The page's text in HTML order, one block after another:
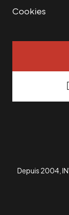
Cookies
Depuis 2004,